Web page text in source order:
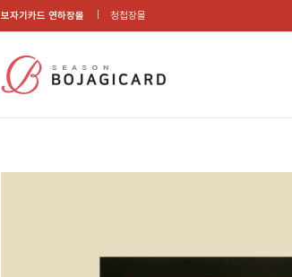
보자기카드 연하장몰 청첩장몰